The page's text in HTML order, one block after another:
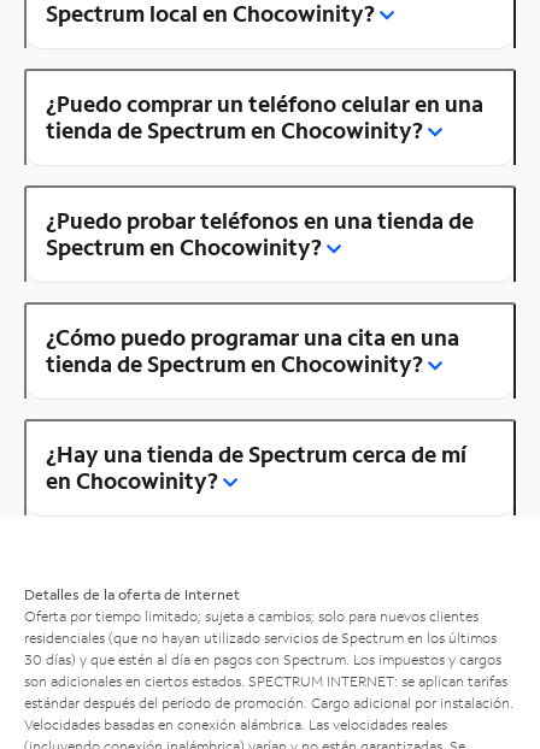
Spectrum local en Chocowinity?
¿Puedo comprar un teléfono celular en una
tienda de Spectrum en Chocowinity?
¿Puedo probar teléfonos en una tienda de
Spectrum en Chocowinity?
¿Cómo puedo programar una cita en una
tienda de Spectrum en Chocowinity?
¿Hay una tienda de Spectrum cerca de mí
en Chocowinity?
Detalles de la oferta de Internet
Oferta por tiempo limitado; sujeta a cambios; solo para nuevos clientes
residenciales (que no hayan utilizado servicios de Spectrum en los últimos
30 días) y que estén al día en pagos con Spectrum. Los impuestos y cargos
son adicionales en ciertos estados. SPECTRUM INTERNET: se aplican tarifas
estándar después del período de promoción. Cargo adicional por instalación.
Velocidades basadas en conexión alámbrica. Las velocidades reales